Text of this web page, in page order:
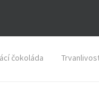
čokoláda